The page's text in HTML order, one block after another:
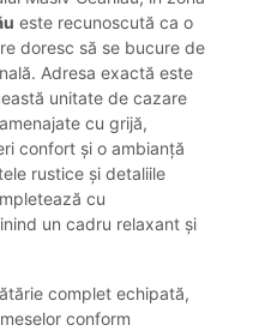
este recunoscută ca o
doresc să se bucure de
Adresa exactă este
unitate de cazare
cu grijă,
confort și o ambianță
rustice și detaliile
cu
un cadru relaxant și
complet echipată,
conform